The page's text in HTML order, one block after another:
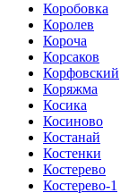
Коробовка
Королев
Короча
Корсаков
Корфовский
Коряжма
Косика
Косиново
Костанай
Костенки
Костерево
Костерево-1